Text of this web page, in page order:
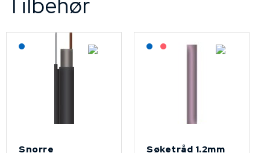
Lagerført: NEK Kabel
Snorre
Lagerført: NEK Kabel
På forespørsel
Søketråd 1.2mm